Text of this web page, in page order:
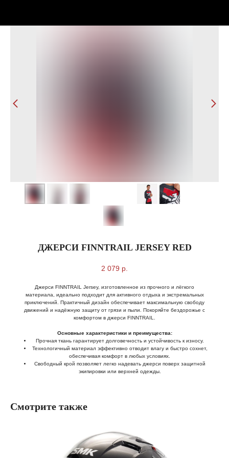
ДЖЕРСИ FINNTRAIL JERSEY RED
2 079 р.
Джерси FINNTRAIL Jersey, изготовленное из прочного и лёгкого
материала, идеально подходит для активного отдыха и экстремальных
приключений. Практичный дизайн обеспечивает максимальную свободу
движений и надёжную защиту от грязи и пыли. Покоряйте бездорожье с
комфортом в джерси FINNTRAIL.
Основные характеристики и преимущества:
Прочная ткань гарантирует долговечность и устойчивость к износу.
Технологичный материал эффективно отводит влагу и быстро сохнет,
обеспечивая комфорт в любых условиях.
Свободный крой позволяет легко надевать джерси поверх защитной
экипировки или верхней одежды.
Смотрите также